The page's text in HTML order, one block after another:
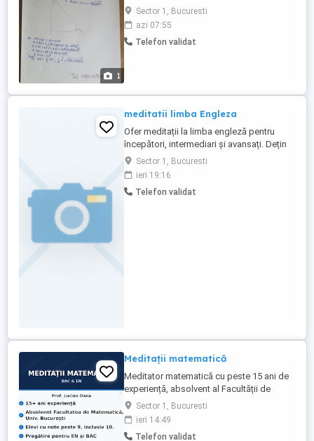
1
individual doar cu prezenta fizica, pentru
clasele I-VIII in vederea: Consolidarii
cunostintelor de la scoala, Pregatirii
examenelor si Evaluarilor Nationale. Ma
Sector 1, Bucuresti
azi 07:55
Telefon validat
meditatii limba Engleza
Ofer meditații la limba engleză pentru
începători, intermediari și avansați. Dețin
certificatul Cambridge C1 Advanced și
adaptez lecțiile în funcție de nivelul și
obiectivele fiecărui elev. Rog și ofer
seriozitate.
Sector 1, Bucuresti
ieri 19:16
Telefon validat
Meditații matematică
Meditator matematică cu peste 15 ani de
experiență, absolvent al Facultății de
Matematică, Universitatea din București.
Pregătesc elevi de clasa a VII-a și a VIII-a
pentru Evaluare Națională, precum și elevi
Sector 1, Bucuresti
ieri 14:49
Telefon validat